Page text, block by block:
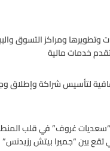
ومراكز التسوق
خدمات مالية
لتأسيس شراكة وإطلاق
غروف” في قلب
بين “جميرا بيتش رزيدنس”